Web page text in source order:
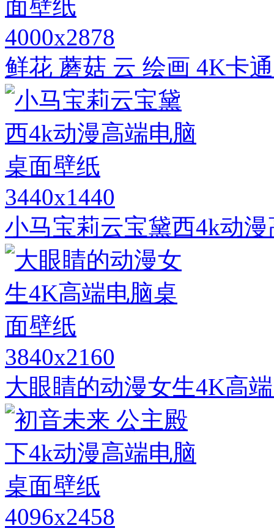
4000x2878
鲜花 蘑菇 云 绘画 4K卡
3440x1440
小马宝莉云宝黛西4k动
3840x2160
大眼睛的动漫女生4K高
4096x2458